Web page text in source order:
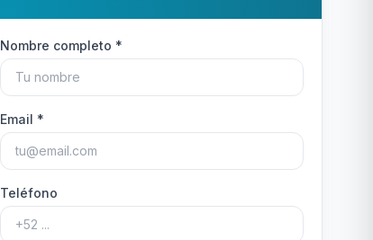
Nombre completo *
Email *
Teléfono